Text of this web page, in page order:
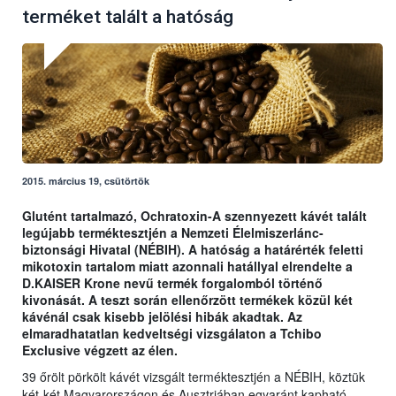
terméket talált a hatóság
2015. március 19, csütörtök
Glutént tartalmazó, Ochratoxin-A szennyezett kávét talált
legújabb terméktesztjén a Nemzeti Élelmiszerlánc-
biztonsági Hivatal (NÉBIH). A hatóság a határérték feletti
mikotoxin tartalom miatt azonnali hatállyal elrendelte a
D.KAISER Krone nevű termék forgalomból történő
kivonását. A teszt során ellenőrzött termékek közül két
kávénál csak kisebb jelölési hibák akadtak. Az
elmaradhatatlan kedveltségi vizsgálaton a Tchibo
Exclusive végzett az élen.
39 őrölt pörkölt kávét vizsgált terméktesztjén a NÉBIH, köztük